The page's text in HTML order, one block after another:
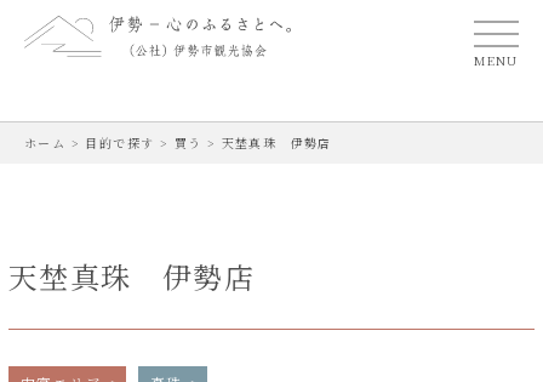
MENU
ホーム > 目的で探す > 買う > 天埜真珠 伊勢店
天埜真珠 伊勢店